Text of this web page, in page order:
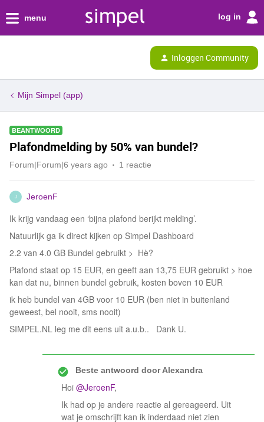
menu log in
Inloggen Community
Mijn Simpel (app)
BEANTWOORD
Plafondmelding by 50% van bundel?
Forum|Forum|6 years ago 1 reactie
J JeroenF
Ik krijg vandaag een ‘bijna plafond berijkt melding’.
Natuurlijk ga ik direct kijken op Simpel Dashboard
2.2 van 4.0 GB Bundel gebruikt > Hè?
Plafond staat op 15 EUR, en geeft aan 13,75 EUR gebruikt > hoe
kan dat nu, binnen bundel gebruik, kosten boven 10 EUR
ik heb bundel van 4GB voor 10 EUR (ben niet in buitenland
geweest, bel nooit, sms nooit)
SIMPEL.NL leg me dit eens uit a.u.b.. Dank U.
Beste antwoord doorAlexandra
Hoi @JeroenF,
Ik had op je andere reactie al gereageerd. Uit
wat je omschrijft kan ik inderdaad niet zien